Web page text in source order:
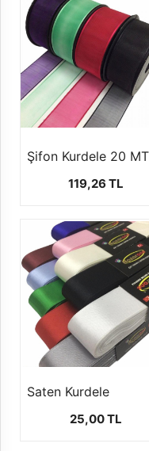
119,26 TL
Saten Kurdele
25,00 TL